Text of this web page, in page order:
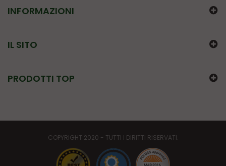
INFORMAZIONI
IL SITO
PRODOTTI TOP
COPYRIGHT 2020 - TUTTI I DIRITTI RISERVATI.